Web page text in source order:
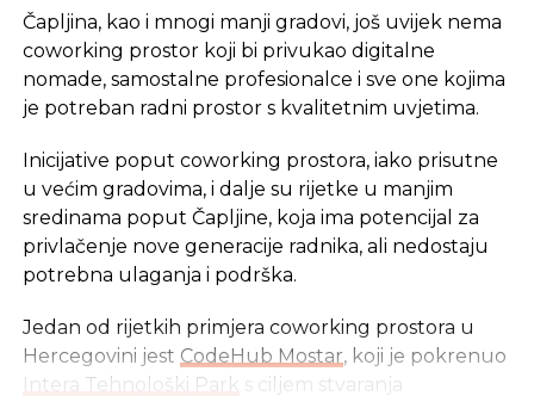
Čapljina, kao i mnogi manji gradovi, još uvijek nema
coworking prostor koji bi privukao digitalne
nomade, samostalne profesionalce i sve one kojima
je potreban radni prostor s kvalitetnim uvjetima.
Inicijative poput coworking prostora, iako prisutne
u većim gradovima, i dalje su rijetke u manjim
sredinama poput Čapljine, koja ima potencijal za
privlačenje nove generacije radnika, ali nedostaju
potrebna ulaganja i podrška.
Jedan od rijetkih primjera coworking prostora u
Hercegovini jest CodeHub Mostar, koji je pokrenuo
Intera Tehnološki Park s ciljem stvaranja